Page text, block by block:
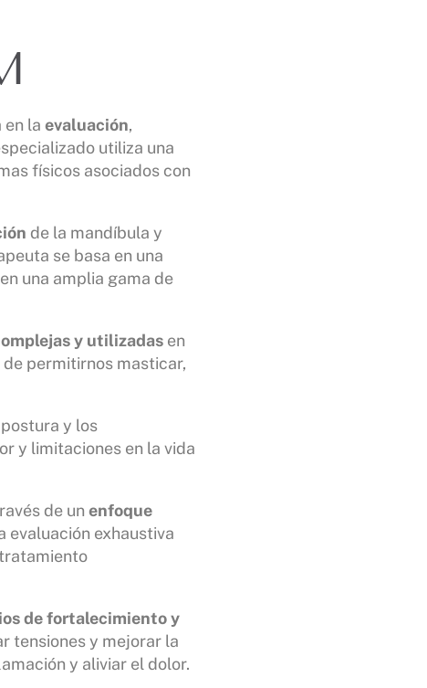
la evaluación,
utiliza una
físicos asociados con
de la mandíbula y
se basa en una
una amplia gama de
y utilizadasen
permitirnos masticar,
y los
y limitaciones en la vida
de un enfoque
evaluación exhaustiva
de fortalecimiento y
tensiones y mejorar la
y aliviar el dolor.